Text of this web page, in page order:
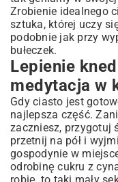
Zrobienie idealnego
sztuka, której uczy
podobnie jak przy
bułeczek.
Lepienie
medytacja w
Gdy ciasto jest
najlepsza część.
zaczniesz, przygotuj
przetnij na pół i
gospodynie w
odrobinę cukru z